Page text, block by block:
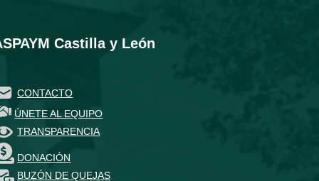
Castilla y León
CONTACTO
ÚNETE AL EQUIPO
TRANSPARENCIA
DONACIÓN
BUZÓN DE QUEJAS